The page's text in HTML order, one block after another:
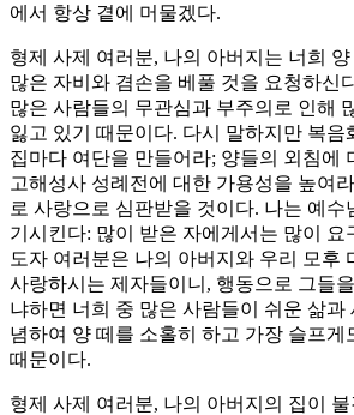
에서 항상 곁에 머물겠다.
형제 사제 여러분, 나의 아버지는 너희
많은 자비와 겸손을 베풀 것을 요청하신
많은 사람들의 무관심과 부주의로 인해
잃고 있기 때문이다. 다시 말하지만 복음
집마다 여단을 만들어라; 양들의 외침에
고해성사 성례전에 대한 가용성을 높여
로 사랑으로 심판받을 것이다. 나는 예수
기시킨다: 많이 받은 자에게서는 많이 요
도자 여러분은 나의 아버지와 우리 모후
사랑하시는 제자들이니, 행동으로 그들
냐하면 너희 중 많은 사람들이 쉬운 삶과
념하여 양 떼를 소홀히 하고 가장 슬프게
때문이다.
형제 사제 여러분, 나의 아버지의 집이